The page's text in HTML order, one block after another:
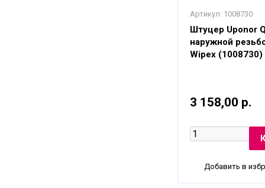
Артикул: 1008730
Штуцер Uponor
наружной
Wipex (1008730)
3 158,00 р.
Добавить в